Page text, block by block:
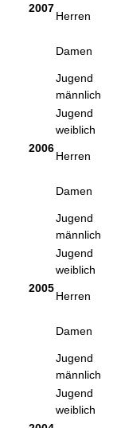
2007
Herren
Damen
Jugend
männlich
Jugend
weiblich
2006
Herren
Damen
Jugend
männlich
Jugend
weiblich
2005
Herren
Damen
Jugend
männlich
Jugend
weiblich